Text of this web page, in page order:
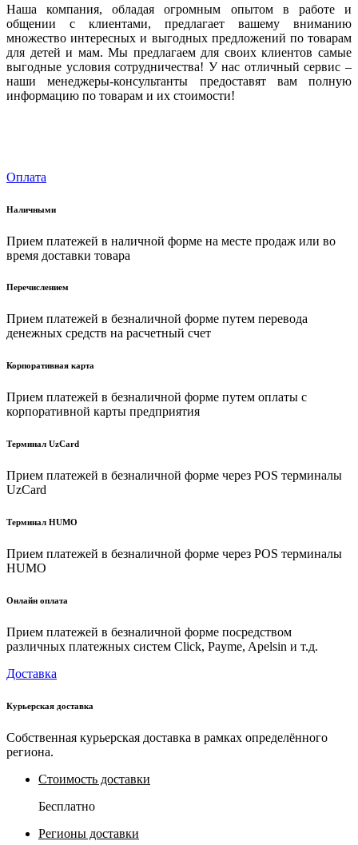
Наша компания, обладая огромным опытом в работе и
общении с клиентами, предлагает вашему вниманию
множество интересных и выгодных предложений по товарам
для детей и мам. Мы предлагаем для своих клиентов самые
выгодные условия сотрудничества! У нас отличный сервис –
наши менеджеры-консультанты предоставят вам полную
информацию по товарам и их стоимости!
Оплата
Наличными
Прием платежей в наличной форме на месте продаж или во
время доставки товара
Перечислением
Прием платежей в безналичной форме путем перевода
денежных средств на расчетный счет
Корпоративная карта
Прием платежей в безналичной форме путем оплаты с
корпоративной карты предприятия
Терминал UzCard
Прием платежей в безналичной форме через POS терминалы
UzCard
Терминал HUMO
Прием платежей в безналичной форме через POS терминалы
HUMO
Онлайн оплата
Прием платежей в безналичной форме посредством
различных платежных систем Click, Payme, Apelsin и т.д.
Доставка
Курьерская доставка
Собственная курьерская доставка в рамках определённого
региона.
Стоимость доставки
Бесплатно
Регионы доставки